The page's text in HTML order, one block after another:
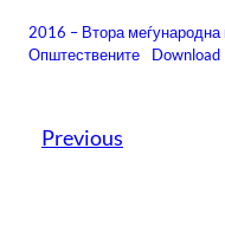
2016 – Втора меѓународна
Општествените
Download
Previous